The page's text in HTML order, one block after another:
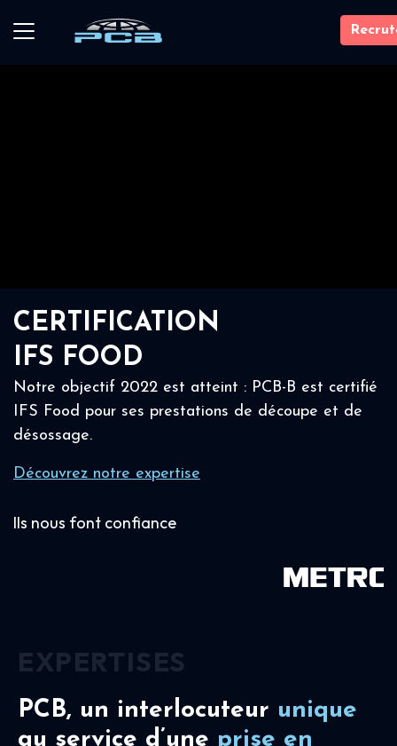
CERTIFICATION
IFS FOOD
Notre objectif 2022 est atteint : PCB-B est certifié
IFS Food pour ses prestations de découpe et de
désossage.
Découvrez notre expertise
Ils nous font confiance
PCB, un interlocuteur unique
au service d’une prise en
EXPERTISES